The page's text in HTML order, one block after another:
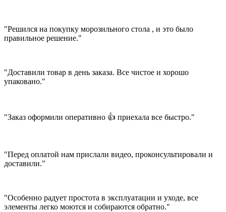
"Решился на покупку морозильного стола , и это было
правильное решение."
"Доставили товар в день заказа. Все чистое и хорошо
упаковано."
"Заказ оформили оперативно 👍 приехала все быстро."
"Перед оплатой нам прислали видео, проконсультировали и
доставили."
"Особенно радует простота в эксплуатации и уходе, все
элементы легко моются и собираются обратно."